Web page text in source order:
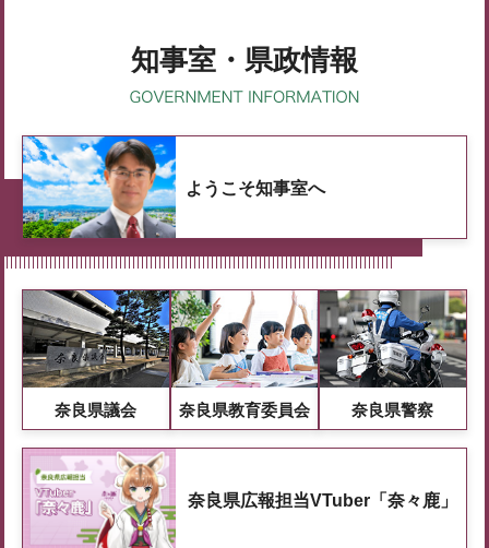
知事室・県政情報
ようこそ知事室へ
奈良県議会 奈良県教育委員会 奈良県警察
奈良県広報担当VTuber「奈々鹿」